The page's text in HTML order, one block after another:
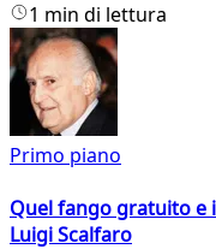
1 min di lettura
Primo piano
Quel fango gratuito e
Luigi Scalfaro